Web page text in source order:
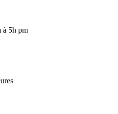
à 5h pm